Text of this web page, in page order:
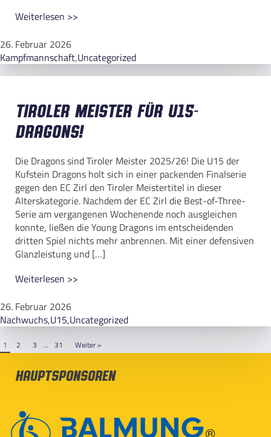
Weiterlesen >>
26. Februar 2026
Kampfmannschaft,Uncategorized
Tiroler Meister für U15-
Dragons!
Die Dragons sind Tiroler Meister 2025/26! Die U15 der
Kufstein Dragons holt sich in einer packenden Finalserie
gegen den EC Zirl den Tiroler Meistertitel in dieser
Alterskategorie. Nachdem der EC Zirl die Best-of-Three-
Serie am vergangenen Wochenende noch ausgleichen
konnte, ließen die Young Dragons im entscheidenden
dritten Spiel nichts mehr anbrennen. Mit einer defensiven
Glanzleistung und […]
Weiterlesen >>
26. Februar 2026
Nachwuchs,U15,Uncategorized
1 2 3 … 31 Weiter »
Hauptsponsoren